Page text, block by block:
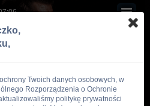
Twoich danych osobowych, w
Rozporządzenia o Ochronie
politykę prywatności